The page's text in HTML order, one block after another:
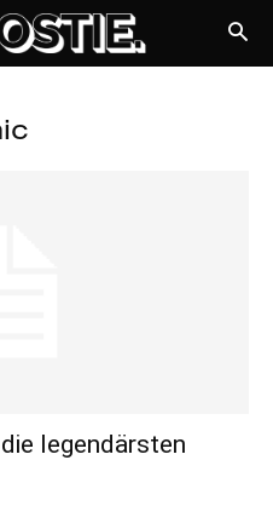
legendärsten